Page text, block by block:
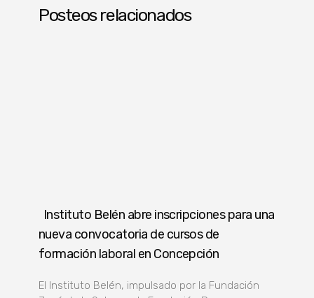
Posteos relacionados
Instituto Belén abre inscripciones para una
nueva convocatoria de cursos de
formación laboral en Concepción
El Instituto Belén, impulsado por la Fundación